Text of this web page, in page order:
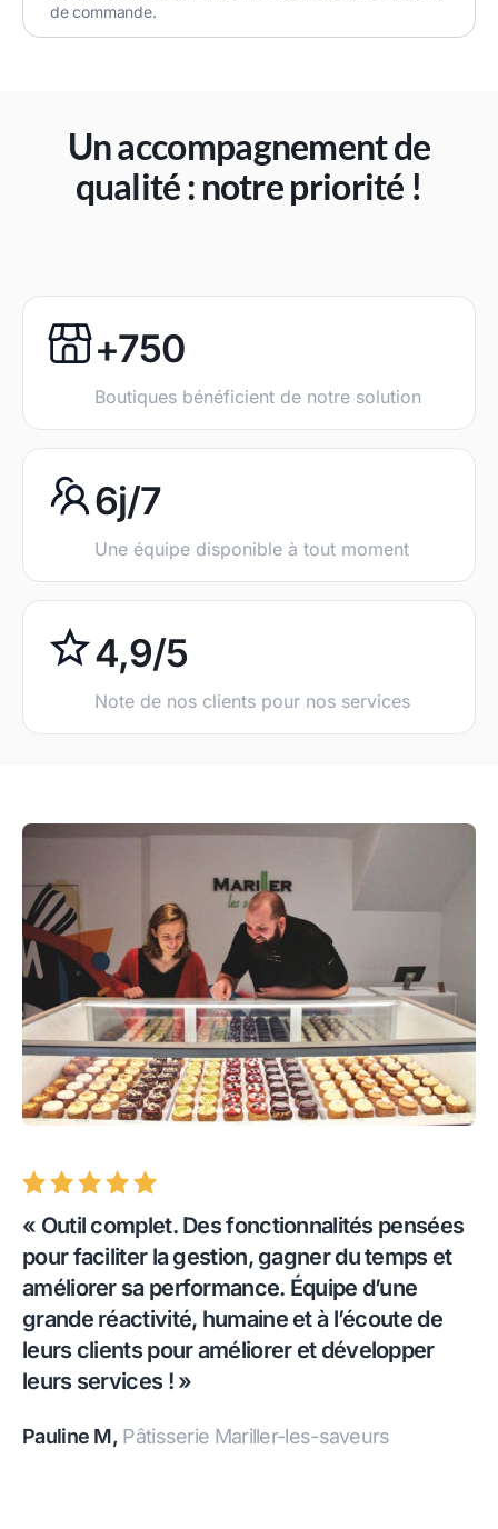
de commande.
Un accompagnement de
qualité : notre priorité !
+750
Boutiques bénéficient de notre solution
6j/7
Une équipe disponible à tout moment
4,9/5
Note de nos clients pour nos services
« Outil complet. Des fonctionnalités pensées
pour faciliter la gestion, gagner du temps et
améliorer sa performance. Équipe d’une
grande réactivité, humaine et à l’écoute de
leurs clients pour améliorer et développer
leurs services ! »
Pauline M, Pâtisserie Mariller-les-saveurs